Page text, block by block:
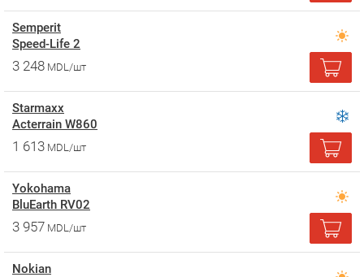
Semperit
Speed-Life 2
3 248 MDL/шт
Starmaxx
Acterrain W860
1 613 MDL/шт
Yokohama
BluEarth RV02
3 957 MDL/шт
Nokian